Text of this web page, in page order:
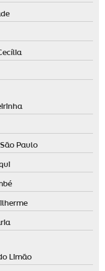
santo andré
são paulo
Paulo
Limão